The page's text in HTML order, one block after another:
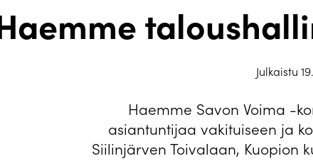
Julkaistu
Haemme Savon Voima -
asiantuntijaa vakituiseen ja
Siilinjärven Toivalaan, Kuopion